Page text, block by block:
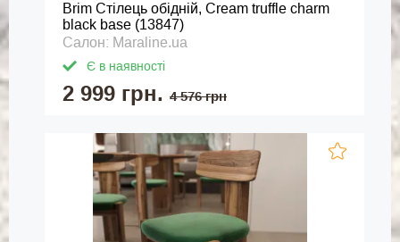
Brim Стілець обідній, Cream truffle charm
black base (13847)
Салон: Maraline.ua
Є в наявності
2 999 грн. 4 576 грн